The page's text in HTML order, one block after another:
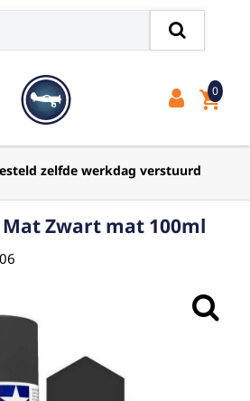
shopping_cart
0
zelfde werkdag verstuurd
Mat Zwart mat 100ml